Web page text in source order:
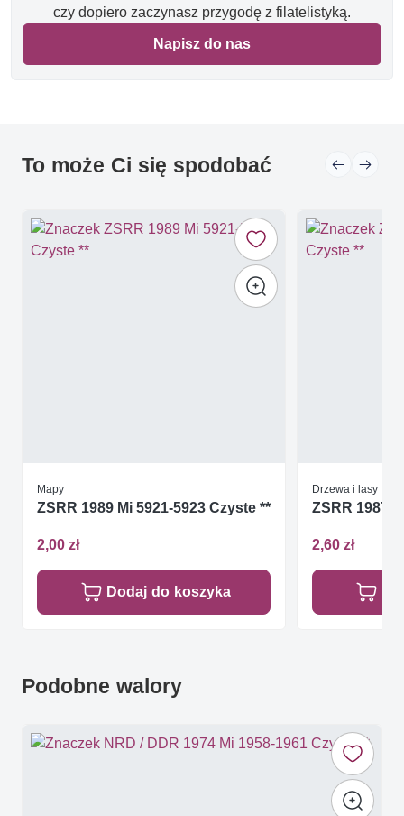
czy dopiero zaczynasz przygodę z filatelistyką.
Napisz do nas
To może Ci się spodobać
Mapy
ZSRR 1989 Mi 5921-5923 Czyste **
2,00 zł
Dodaj do koszyka
Drzewa i lasy
ZSRR 1987
2,60 zł
Podobne walory